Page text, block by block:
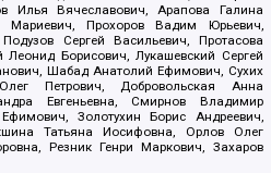
Илья Вячеславович, Арапова Галина
Мариевич, Прохоров Вадим Юрьевич,
Сергей Васильевич, Протасова
Борисович, Лукашевский Сергей
Шабад Анатолий Ефимович, Сухих
Петрович, Добровольская Анна
Евгеньевна, Смирнов Владимир
Золотухин Борис Андреевич,
Татьяна Иосифовна, Орлов Олег
Резник Генри Маркович, Захаров